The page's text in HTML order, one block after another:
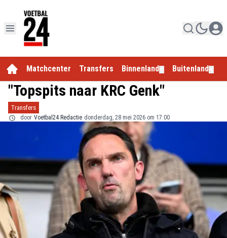
Matchcenter Transfers Binnenland Buitenland
"Topspits naar KRC Genk"
Transfers
door Voetbal24 Redactie donderdag, 28 mei 2026 om 17:00